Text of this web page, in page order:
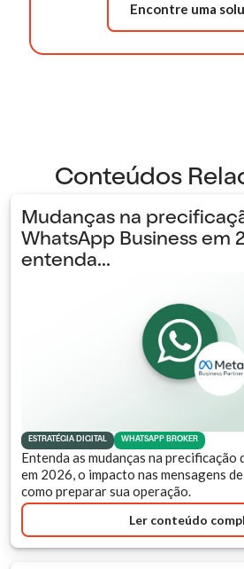
Encontre uma
Conteúdos
Mudanças na
WhatsApp Business em
entenda...
ESTRATÉGIA DIGITAL WHATSAPP BROKER
Entenda as mudanças na precificação
em 2026, o impacto nas mensagens
como preparar sua operação.
Ler conteúdo